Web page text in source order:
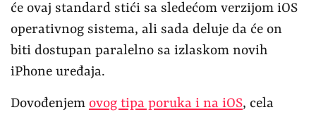
će ovaj standard stići sa sledećom verzijom iOS
operativnog sistema, ali sada deluje da će on
biti dostupan paralelno sa izlaskom novih
iPhone uređaja.
Dovođenjem ovog tipa poruka i na iOS, cela